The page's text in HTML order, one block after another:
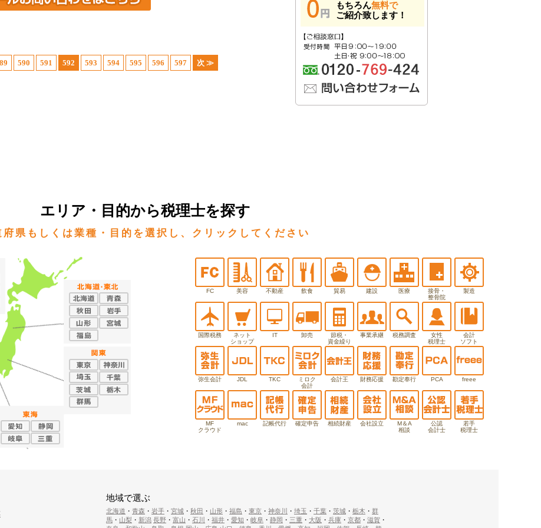
590 591 592 593 594 595 596 597 次 ≫
もちろん無料で
ご紹介致します！
エリア・目的から税理士を探す
府県もしくは業種・目的を選択し、クリックしてください
FC 美容 不動産 飲食 貿易 建設 医療
接骨・
整骨院
製造
国際税務
ネット
ショップ
IT 卸売
節税・
資金繰り
事業承継 税務調査
女性
税理士
会計
ソフト
弥生会計 JDL TKC
ミロク
会計
会計王 財務応援 勘定奉行 PCA freee
MF
クラウド
mac 記帳代行 確定申告 相続財産 会社設立
M＆A
相談
公認
会計士
若手
税理士
地域で選ぶ
北海道 ・ 青森 ・ 岩手 ・ 宮城 ・ 秋田 ・ 山形 ・ 福島 ・ 東京 ・ 神奈川 ・ 埼玉 ・ 千葉 ・ 茨城 ・ 栃木 ・ 群
馬 ・ 山梨 ・ 新潟 長野 ・ 富山 ・ 石川 ・ 福井 ・ 愛知 ・ 岐阜 ・ 静岡 ・ 三重 ・ 大阪 ・ 兵庫 ・ 京都 ・ 滋賀 ・